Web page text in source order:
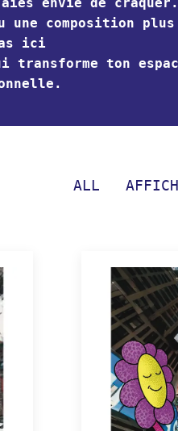
une composition plus
ici
ton
ALL